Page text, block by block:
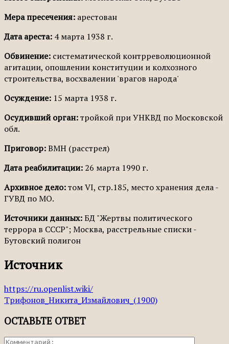
Мера пресечения: арестован
Дата ареста: 4 марта 1938 г.
Обвинение: систематической контрреволюционной
агитации, опошлении конституции и колхозного
строительства, восхвалении 'врагов народа'
Осуждение: 15 марта 1938 г.
Осудивший орган:тройкой при УНКВД по Московской
обл.
Приговор:ВМН (расстрел)
Дата реабилитации: 26 марта 1990 г.
Архивное дело:том VI, стр.185, место хранения дела -
ГУВД по МО.
Источники данных:БД "Жертвы политического
террора в СССР"; Москва, расстрельные списки -
Бутовский полигон
Источник
https://ru.openlist.wiki/
Трифонов_Никита_Измайлович_(1900)
ОСТАВЬТЕ ОТВЕТ